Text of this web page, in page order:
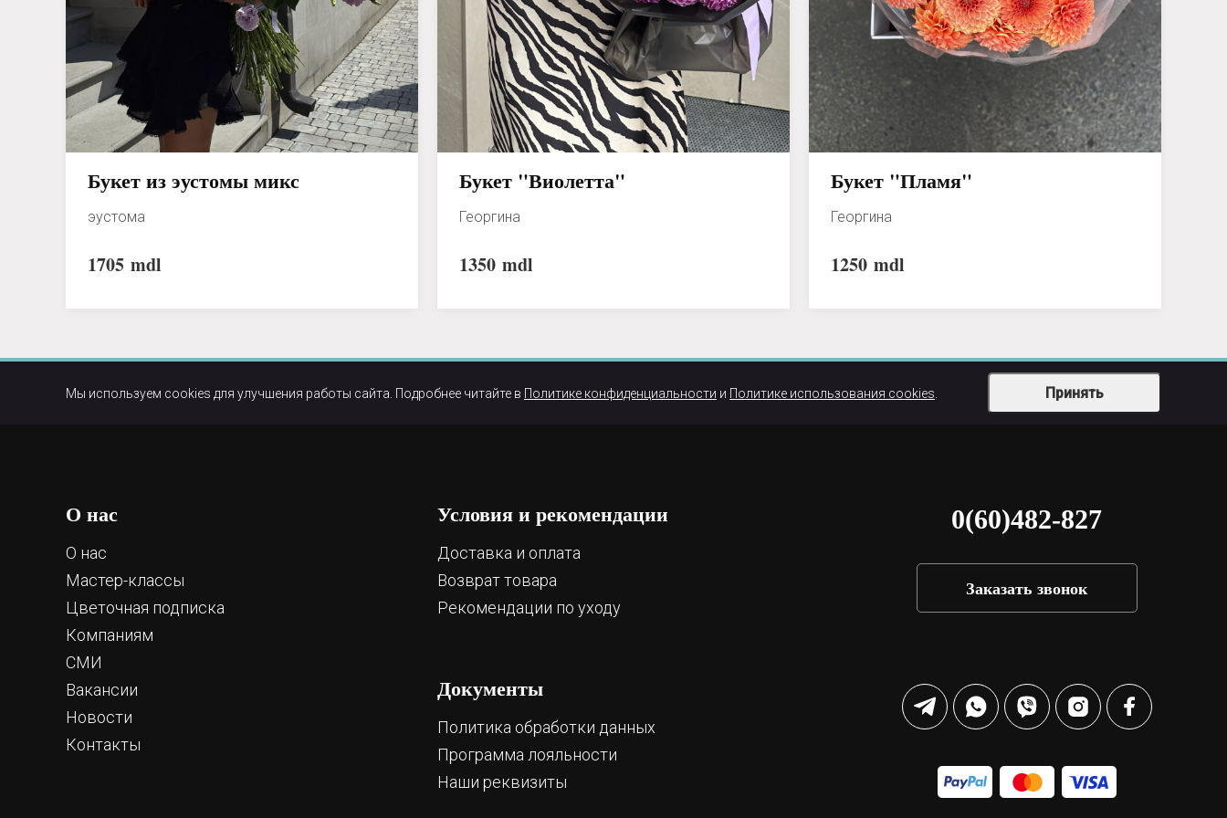
Букет из эустомы микс
эустома
1705 mdl
Букет "Виолетта"
Георгина
1350 mdl
Букет "Пламя"
Георгина
1250 mdl
Мы используем cookies для улучшения работы сайта. Подробнее читайте в Политике конфиденциальности и Политике использования cookies Принять
О нас
О нас
Мастер-классы
Цветочная подписка
Компаниям
СМИ
Вакансии
Новости
Контакты
Условия и рекомендации
Доставка и оплата
Возврат товара
Рекомендации по уходу
Документы
Политика обработки данных
Программа лояльности
Наши реквизиты
0(60)482-827
Заказать звонок